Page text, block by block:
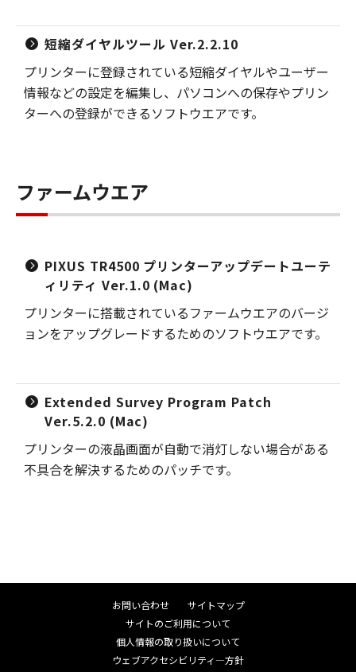
短縮ダイヤルツール Ver.2.2.10
プリンターに登録されている短縮ダイヤルやユーザー
情報などの設定を編集し、パソコンへの保存やプリン
ターへの登録ができるソフトウエアです。
ファームウエア
PIXUS TR4500 プリンターアップデートユーテ
ィリティ Ver.1.0 (Mac)
プリンターに搭載されているファームウエアのバージ
ョンをアップグレードするためのソフトウエアです。
Extended Survey Program Patch
Ver.5.2.0 (Mac)
プリンターの液晶画面が自動で消灯しない場合がある
不具合を解決するためのパッチです。
お問い合わせ
サイトマップ
サイトのご利用について
個人情報の取り扱いについて
ウェブアクセシビリティ―方針